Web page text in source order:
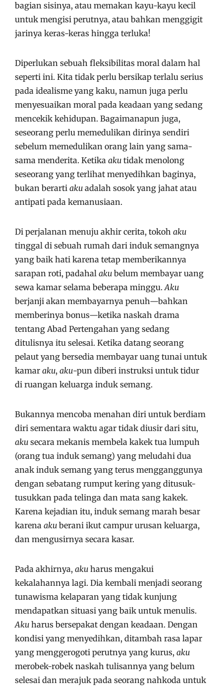
bagian sisinya, atau memakan kayu-kayu kecil
untuk mengisi perutnya, atau bahkan menggigit
jarinya keras-keras hingga terluka!
Diperlukan sebuah fleksibilitas moral dalam hal
seperti ini. Kita tidak perlu bersikap terlalu serius
pada idealisme yang kaku, namun juga perlu
menyesuaikan moral pada keadaan yang sedang
mencekik kehidupan. Bagaimanapun juga,
seseorang perlu memedulikan dirinya sendiri
sebelum memedulikan orang lain yang sama-
sama menderita. Ketika aku tidak menolong
seseorang yang terlihat menyedihkan baginya,
bukan berarti aku adalah sosok yang jahat atau
antipati pada kemanusiaan.
Di perjalanan menuju akhir cerita, tokoh aku
tinggal di sebuah rumah dari induk semangnya
yang baik hati karena tetap memberikannya
sarapan roti, padahal aku belum membayar uang
sewa kamar selama beberapa minggu.Aku
berjanji akan membayarnya penuh—bahkan
memberinya bonus—ketika naskah drama
tentang Abad Pertengahan yang sedang
ditulisnya itu selesai. Ketika datang seorang
pelaut yang bersedia membayar uang tunai untuk
kamar aku, aku-pun diberi instruksi untuk tidur
di ruangan keluarga induk semang.
Bukannya mencoba menahan diri untuk berdiam
diri sementara waktu agar tidak diusir dari situ,
aku secara mekanis membela kakek tua lumpuh
(orang tua induk semang) yang meludahi dua
anak induk semang yang terus mengganggunya
dengan sebatang rumput kering yang ditusuk-
tusukkan pada telinga dan mata sang kakek.
Karena kejadian itu, induk semang marah besar
karena aku berani ikut campur urusan keluarga,
dan mengusirnya secara kasar.
Pada akhirnya, aku harus mengakui
kekalahannya lagi. Dia kembali menjadi seorang
tunawisma kelaparan yang tidak kunjung
mendapatkan situasi yang baik untuk menulis.
Aku harus bersepakat dengan keadaan. Dengan
kondisi yang menyedihkan, ditambah rasa lapar
yang menggerogoti perutnya yang kurus, aku
merobek-robek naskah tulisannya yang belum
selesai dan merajuk pada seorang nahkoda untuk